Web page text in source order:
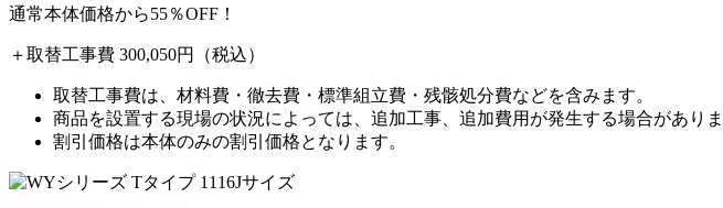
通常本体価格から55％OFF！
＋取替工事費 300,050円（税込）
取替工事費は、材料費・徹去費・標準組立費・残骸処分費などを含みます。
商品を設置する現場の状況によっては、追加工事、追加費用が発生する場合があり
割引価格は本体のみの割引価格となります。